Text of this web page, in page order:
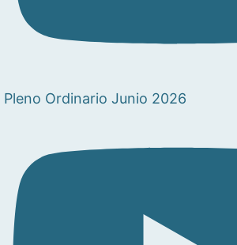
Pleno Ordinario Junio 2026